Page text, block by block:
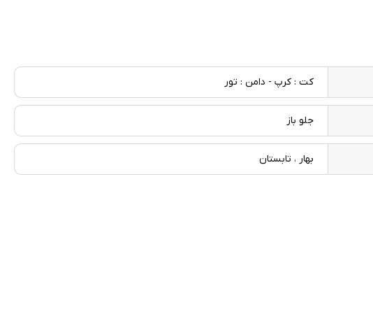
کت : کرپ - دامن : تور
جلو باز
بهار ، تابستان